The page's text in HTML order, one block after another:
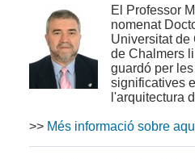
El Professor
nomenat
Universitat de
de Chalmers
guardó per
significatives
l'arquitectura
>> Més informació sobre